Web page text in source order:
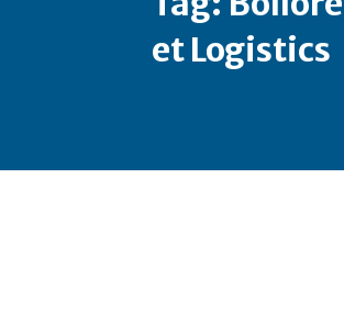
et Logistics